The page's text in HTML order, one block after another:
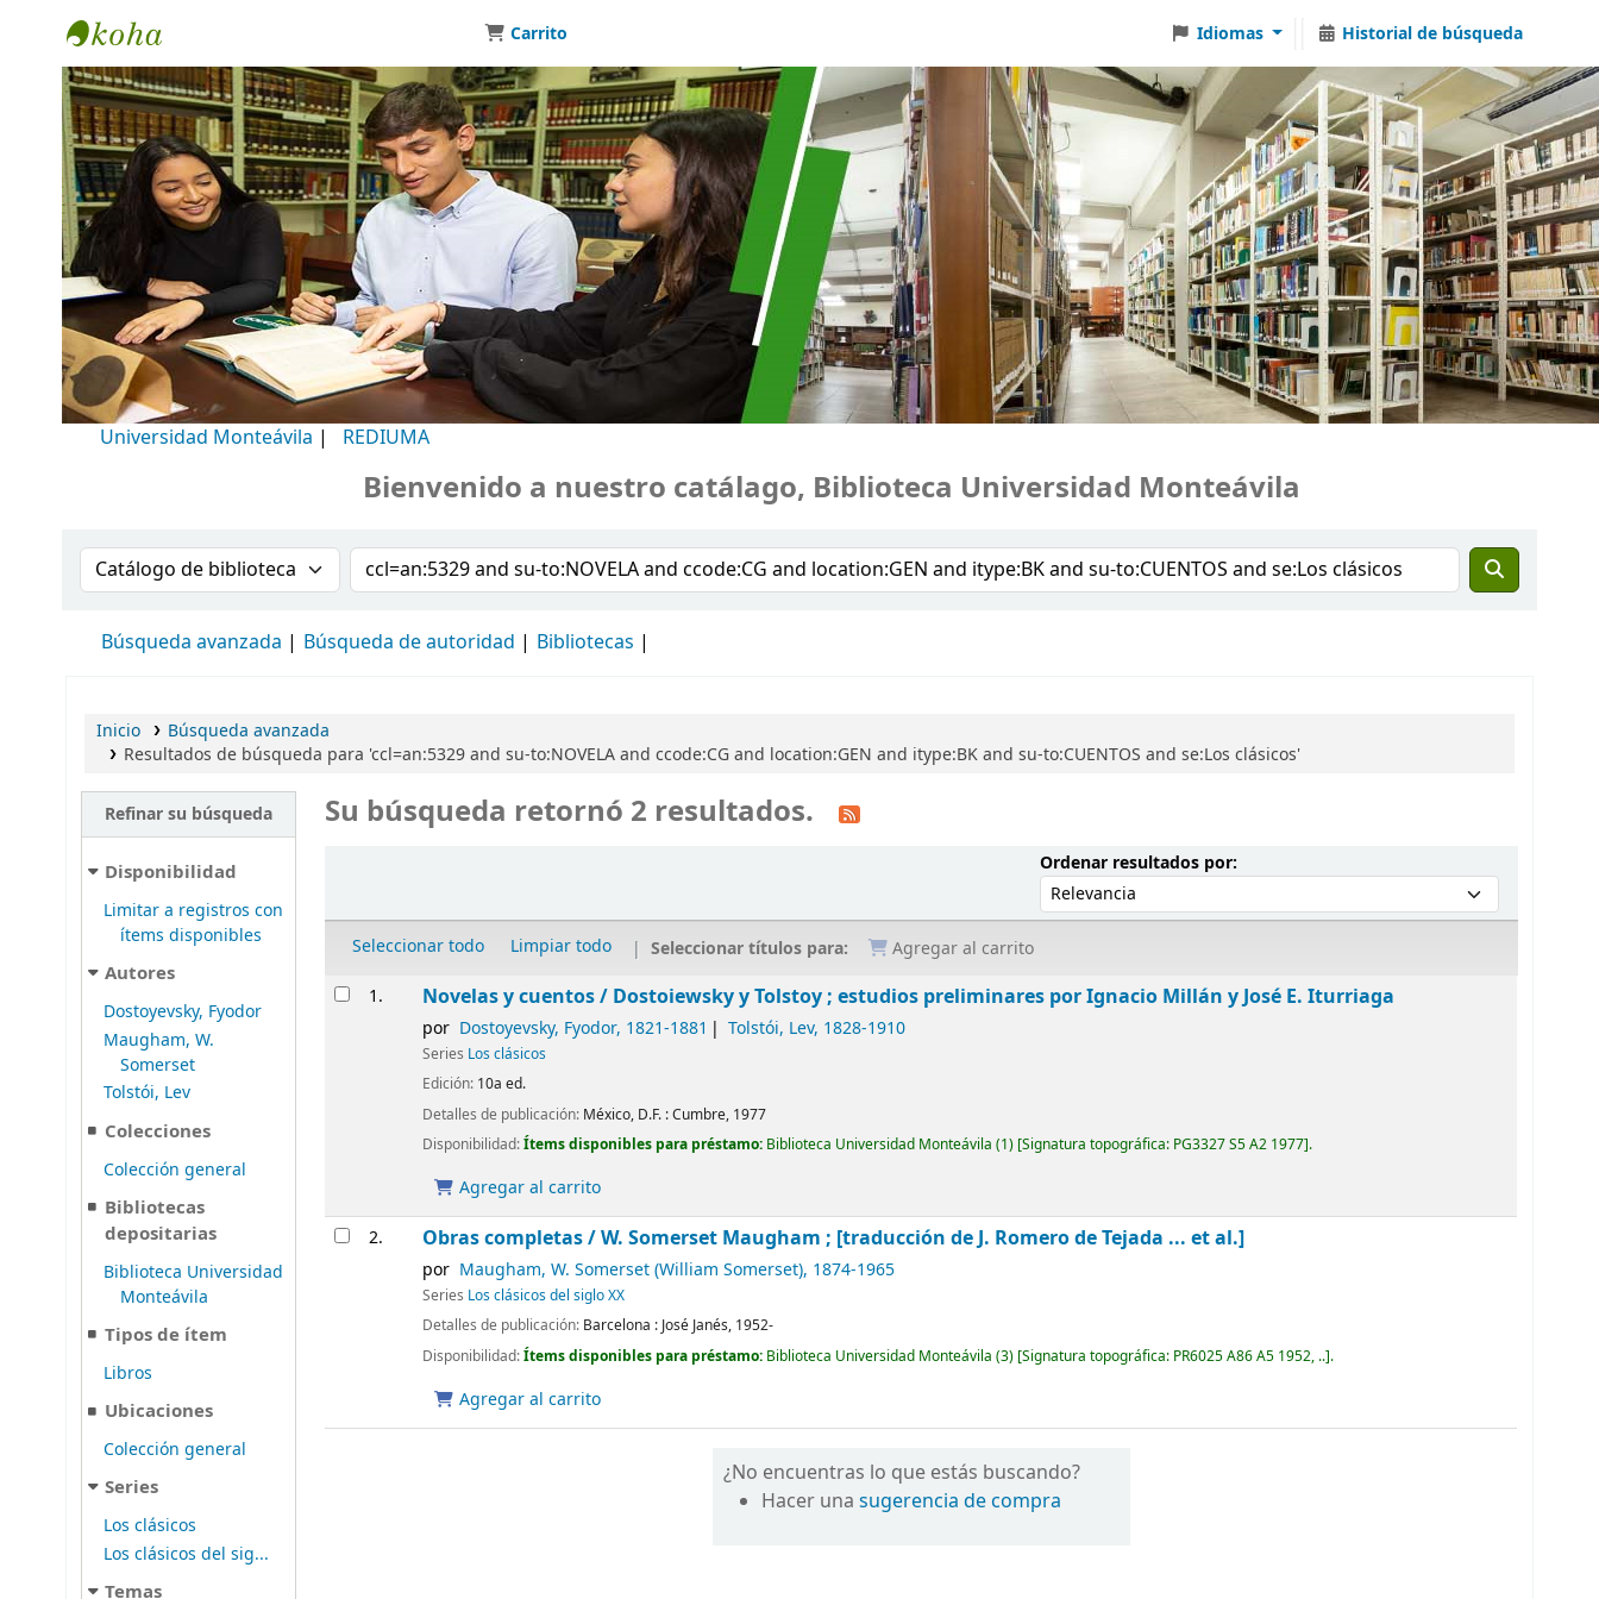
Biblioteca Universidad Monteávila
Carrito Idiomas Historial de búsqueda
Universidad Monteávila | REDIUMA
Bienvenido a nuestro catálago, Biblioteca Universidad Monteávila
Buscar en el catálogo por:Buscar en el catálogo
Búsqueda avanzada Búsqueda de autoridad Bibliotecas
Inicio
Búsqueda avanzada
Resultados de búsqueda para 'ccl=an:5329 and su-to:NOVELA and ccode:CG and location:GEN and itype:BK and su-to:CUENTOS and se:Los clásicos'
Refinar su búsqueda
Disponibilidad
Limitar a registros con
ítems disponibles
Autores
Dostoyevsky, Fyodor
Maugham, W.
Somerset
Tolstói, Lev
Colecciones
Colección general
Bibliotecas
depositarias
Biblioteca Universidad
Monteávila
Tipos de ítem
Libros
Ubicaciones
Colección general
Series
Los clásicos
Los clásicos del sig...
Temas
Su búsqueda retornó 2 resultados.
Ordenar resultados por:Ordenar por:
Seleccionar todo Limpiar todo Seleccionar títulos para: Agregar al carrito
Resultados
1. Novelas y cuentos / Dostoiewsky y Tolstoy ; estudios preliminares por Ignacio Millán y José E. Iturriaga
por Dostoyevsky, Fyodor, 1821-1881 Tolstói, Lev, 1828-1910
Series Los clásicos
Edición: 10a ed.
Detalles de publicación: México, D.F. :Cumbre, 1977
Disponibilidad:Ítems disponibles para préstamo: Biblioteca Universidad Monteávila (1) Signatura topográfica: PG3327 S5 A2 1977 .
Agregar al carrito
2. Obras completas /W. Somerset Maugham ; [traducción de J. Romero de Tejada ... et al.]
por Maugham, W. Somerset (William Somerset), 1874-1965
Series Los clásicos del siglo XX
Detalles de publicación: Barcelona : José Janés, 1952-
Disponibilidad:Ítems disponibles para préstamo: Biblioteca Universidad Monteávila (3) Signatura topográfica: PR6025 A86 A5 1952, .. .
Agregar al carrito
¿No encuentras lo que estás buscando?
Hacer unasugerencia de compra